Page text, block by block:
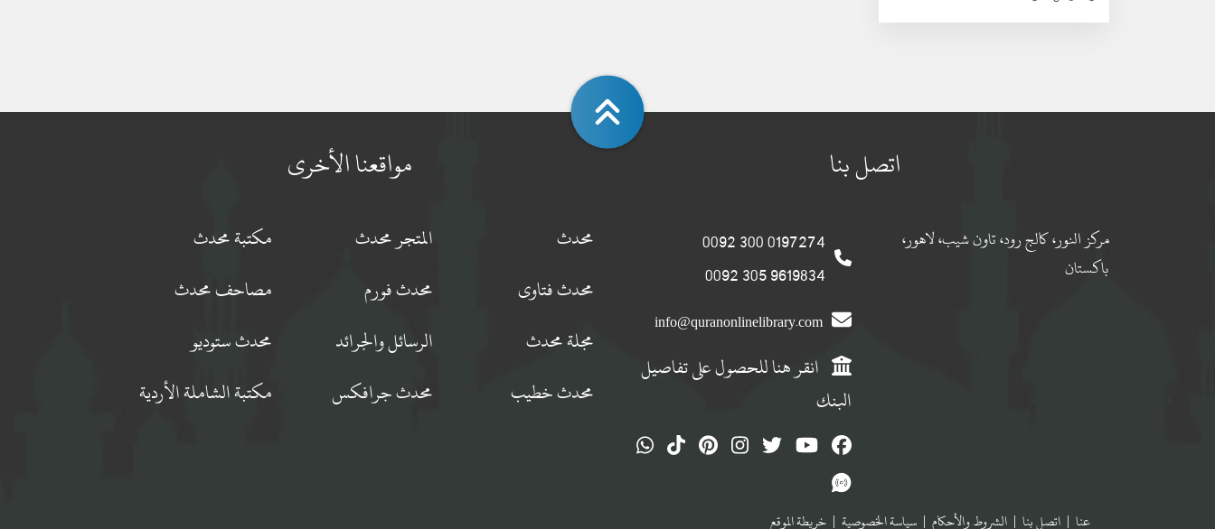
اتصل بنا
مركز النور، كالج رود، تاون شيب، لاهور،
باكستان
0197274 300 0092
9619834 305 0092
info@quranonlinelibrary.com
انقر هنا للحصول على تفاصيل
البنك
مواقعنا الأخرى
محدث المتجر محدث
مكتبة محدث
محدث فتاوى
محدث فورم
مصاحف محدث
مجلة محدث
الرسائل والجرائد
محدث ستوديو
محدث خطيب
محدث جرافكس مكتبة الشاملة الأردية
عنا | اتصل بنا | الشروط والأحكام | سياسة الخصوصية | خريطة الموقع